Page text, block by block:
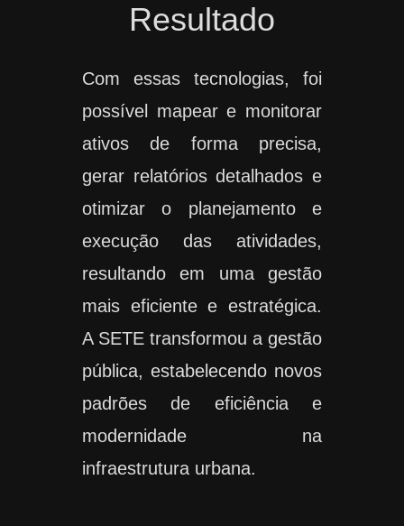
Resultado
Com essas tecnologias, foi
possível mapear e monitorar
ativos de forma precisa,
gerar relatórios detalhados e
otimizar o planejamento e
execução das atividades,
resultando em uma gestão
mais eficiente e estratégica.
A SETE transformou a gestão
pública, estabelecendo novos
padrões de eficiência e
modernidade na
infraestrutura urbana.